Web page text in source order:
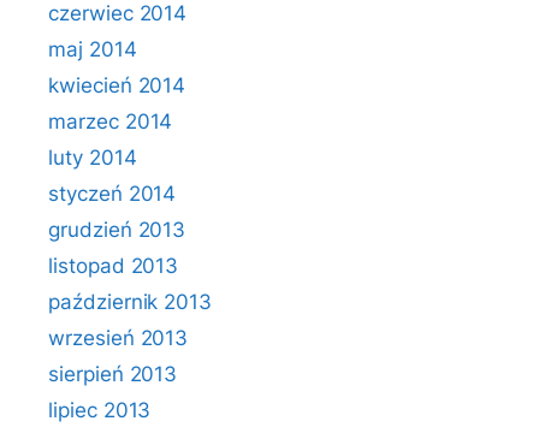
czerwiec 2014
maj 2014
kwiecień 2014
marzec 2014
luty 2014
styczeń 2014
grudzień 2013
listopad 2013
październik 2013
wrzesień 2013
sierpień 2013
lipiec 2013